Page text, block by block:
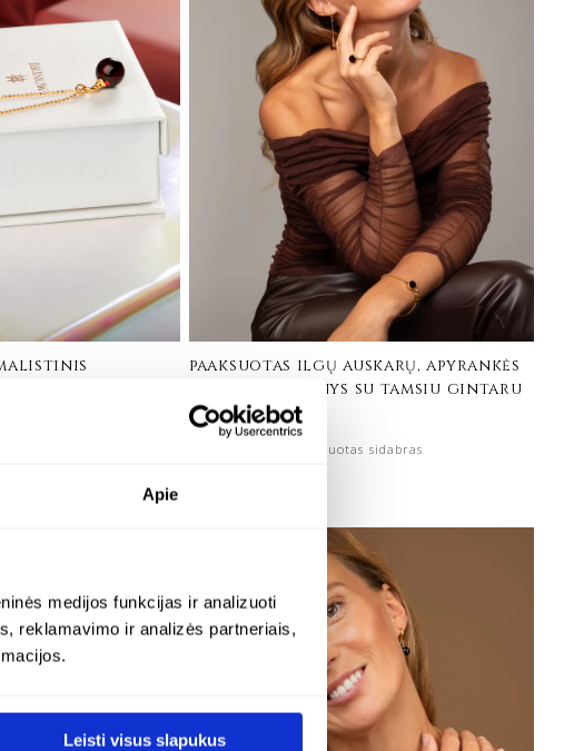
Apie
medijos funkcijas ir analizuoti
reklamavimo ir analizės partneriais,
Leisti visus slapukus
paaksuotas ilgų auskarų, apyrankės
ir žiedo rinkinys su tamsiu gintaru
– calice
24K paauksuotas sidabras